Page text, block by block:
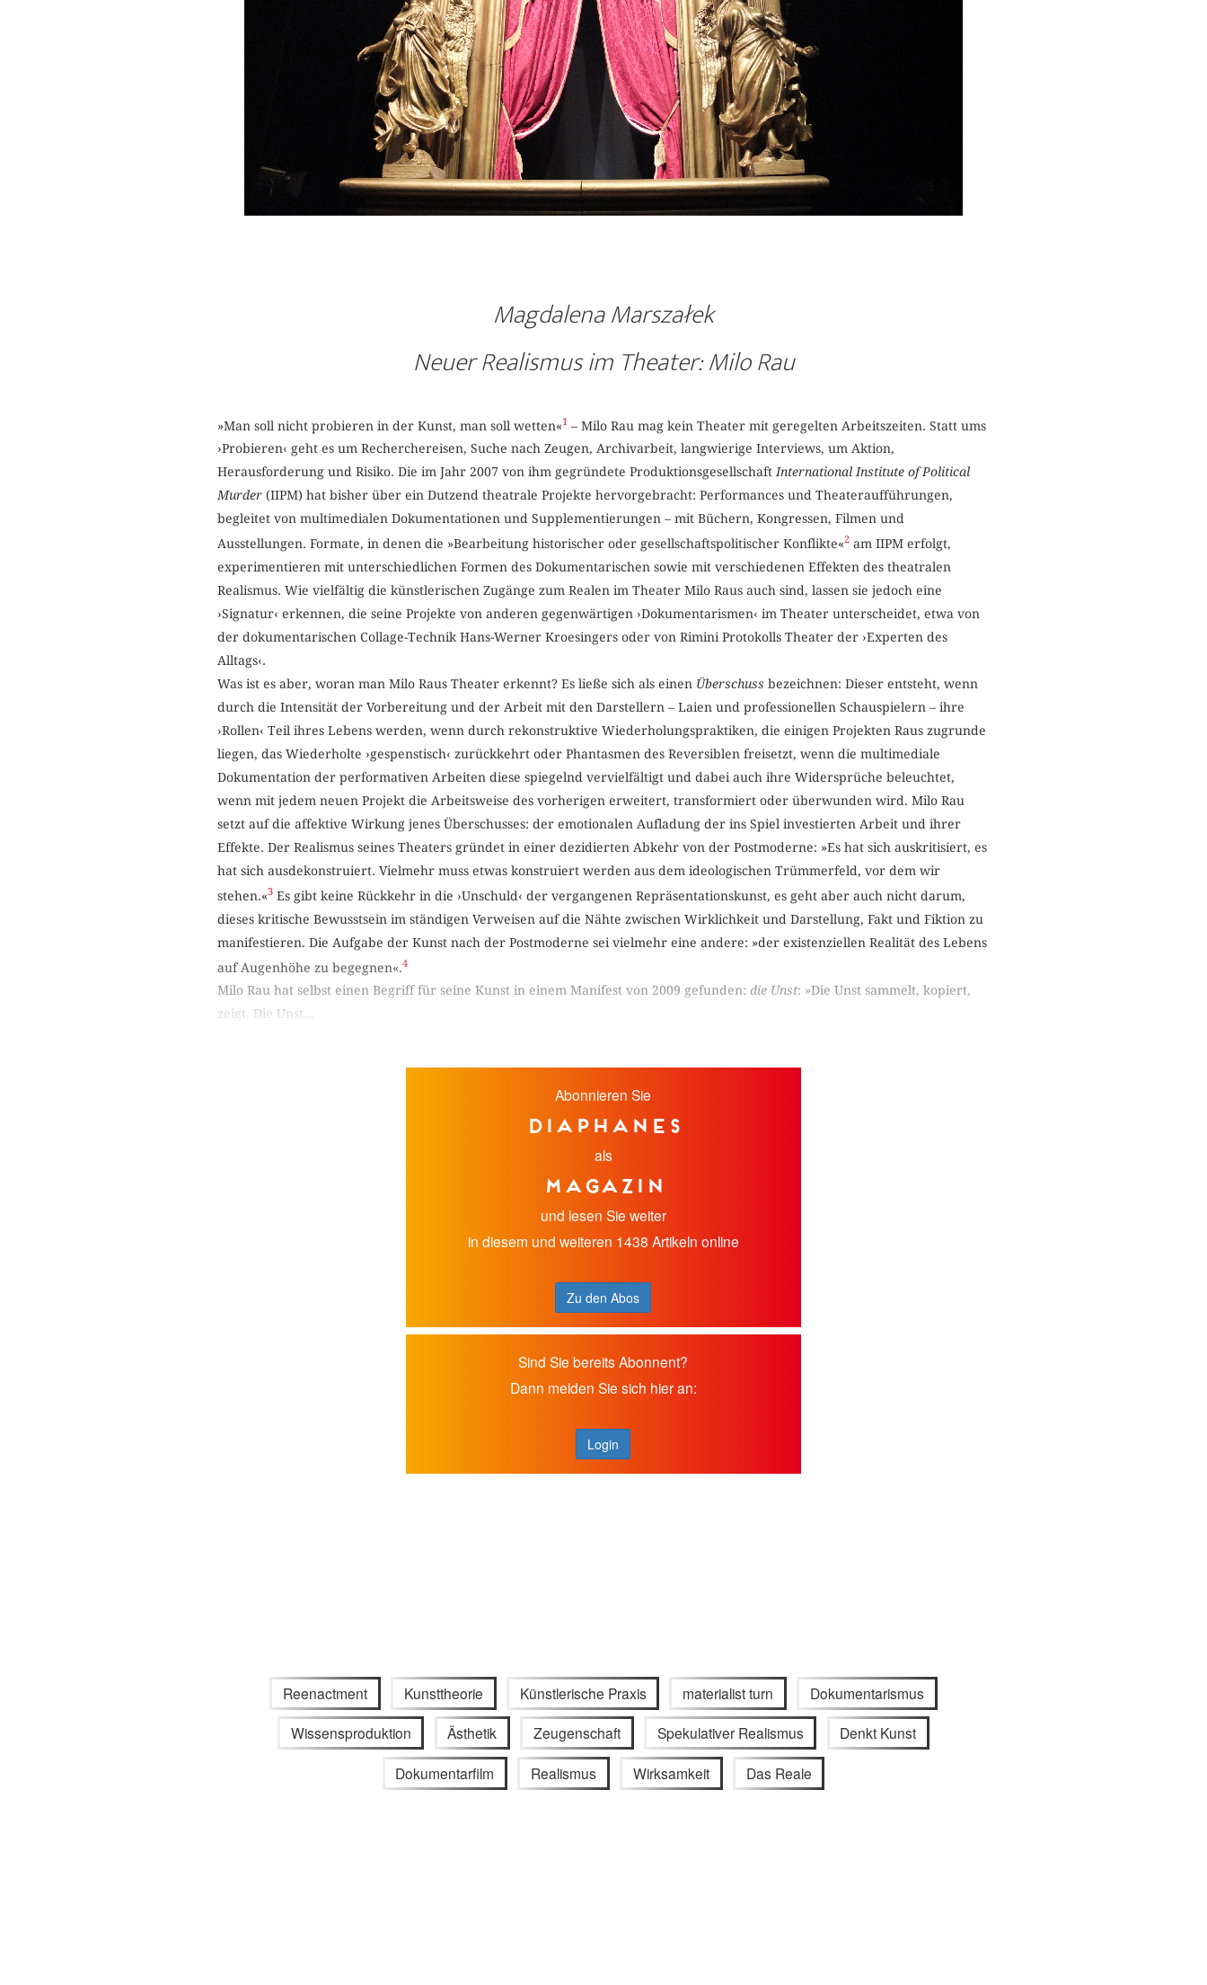
Magdalena Marszałek
Neuer Realismus im Theater: Milo Rau
»Man soll nicht probieren in der Kunst, man soll wetten«1– Milo Rau mag kein Theater mit geregelten Arbeitszeiten. Statt ums
›Probieren‹ geht es um Recherchereisen, Suche nach Zeugen, Archivarbeit, langwierige Interviews, um Aktion,
Herausforderung und Risiko. Die im Jahr 2007 von ihm gegründete ProduktionsgesellschaftInternational Institute of Political
Murder(IIPM) hat bisher über ein Dutzend theatrale Projekte hervorgebracht: Performances und Theateraufführungen,
begleitet von multimedialen Dokumentationen und Supplementierungen – mit Büchern, Kongressen, Filmen und
Ausstellungen. Formate, in denen die »Bearbeitung historischer oder gesellschaftspolitischer Konflikte«2am IIPM erfolgt,
experimentieren mit unterschiedlichen Formen des Dokumentarischen sowie mit verschiedenen Effekten des theatralen
Realismus. Wie vielfältig die künstlerischen Zugänge zum Realen im Theater Milo Raus auch sind, lassen sie jedoch eine
›Signatur‹ erkennen, die seine Projekte von anderen gegenwärtigen ›Dokumentarismen‹ im Theater unterscheidet, etwa von
der dokumentarischen Collage-Technik Hans-Werner Kroesingers oder von Rimini Protokolls Theater der ›Experten des
Alltags‹.
Was ist es aber, woran man Milo Raus Theater erkennt? Es ließe sich als einen Überschuss bezeichnen: Dieser entsteht, wenn
durch die Intensität der Vorbereitung und der Arbeit mit den Darstellern – Laien und professionellen Schauspielern – ihre
›Rollen‹ Teil ihres Lebens werden, wenn durch rekonstruktive Wiederholungspraktiken, die einigen Projekten Raus zugrunde
liegen, das Wiederholte ›gespenstisch‹ zurückkehrt oder Phantasmen des Reversiblen freisetzt, wenn die multimediale
Dokumentation der performativen Arbeiten diese spiegelnd vervielfältigt und dabei auch ihre Widersprüche beleuchtet,
wenn mit jedem neuen Projekt die Arbeitsweise des vorherigen erweitert, transformiert oder überwunden wird. Milo Rau
setzt auf die affektive Wirkung jenes Überschusses: der emotionalen Aufladung der ins Spiel investierten Arbeit und ihrer
Effekte. Der Realismus seines Theaters gründet in einer dezidierten Abkehr von der Postmoderne: »Es hat sich auskritisiert, es
hat sich ausdekonstruiert. Vielmehr muss etwas konstruiert werden aus dem ideologischen Trümmerfeld, vor dem wir
stehen.«3Es gibt keine Rückkehr in die ›Unschuld‹ der vergangenen Repräsentationskunst, es geht aber auch nicht darum,
dieses kritische Bewusstsein im ständigen Verweisen auf die Nähte zwischen Wirklichkeit und Darstellung, Fakt und Fiktion zu
manifestieren. Die Aufgabe der Kunst nach der Postmoderne sei vielmehr eine andere: »der existenziellen Realität des Lebens
auf Augenhöhe zu begegnen«.4
Milo Rau hat selbst einen Begriff für seine Kunst in einem Manifest von 2009 gefunden: die Unst: »Die Unst sammelt, kopiert,
zeigt. Die Unst...
Abonnieren Sie
diaphanes
als
Magazin
und lesen Sie weiter
in diesem und weiteren 1438 Artikeln online
Zu den Abos
Sind Sie bereits Abonnent?
Dann melden Sie sich hier an:
Login
Reenactment Kunsttheorie Künstlerische Praxis materialist turn Dokumentarismus
Wissensproduktion Ästhetik Zeugenschaft Spekulativer Realismus Denkt Kunst
Dokumentarfilm Realismus Wirksamkeit Das Reale